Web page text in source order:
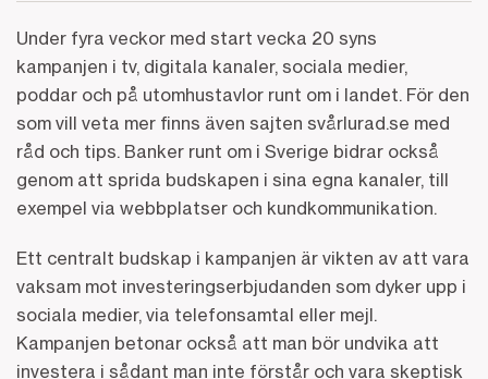
Under fyra veckor med start vecka 20 syns
kampanjen i tv, digitala kanaler, sociala medier,
poddar och på utomhustavlor runt om i landet. För den
som vill veta mer finns även sajten svårlurad.se med
råd och tips. Banker runt om i Sverige bidrar också
genom att sprida budskapen i sina egna kanaler, till
exempel via webbplatser och kundkommunikation.
Ett centralt budskap i kampanjen är vikten av att vara
vaksam mot investeringserbjudanden som dyker upp i
sociala medier, via telefonsamtal eller mejl.
Kampanjen betonar också att man bör undvika att
investera i sådant man inte förstår och vara skeptisk